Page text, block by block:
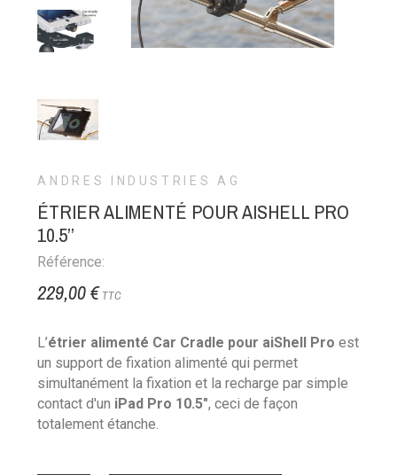
ANDRES INDUSTRIES AG
ÉTRIER ALIMENTÉ POUR AISHELL PRO
10.5’’
Référence:
229,00 € TTC
L’étrier alimenté Car Cradle pour aiShell Pro est
un support de fixation alimenté qui permet
simultanément la fixation et la recharge par simple
contact d'un iPad Pro 10.5", ceci de façon
totalement étanche.